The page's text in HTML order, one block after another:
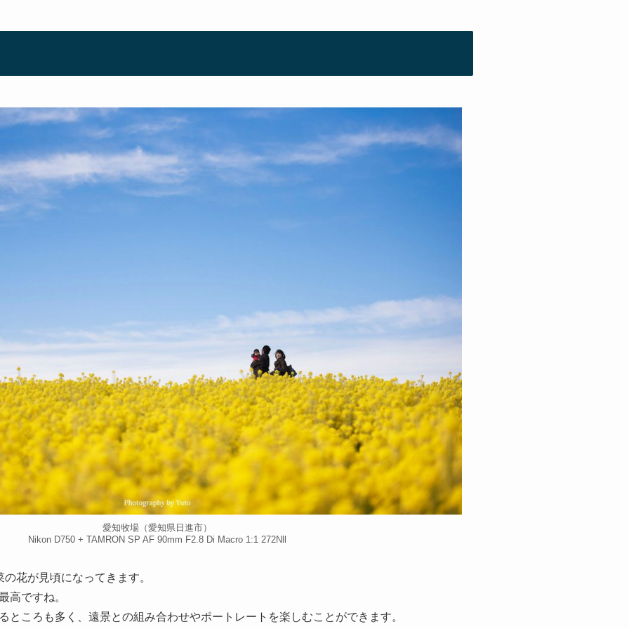
愛知牧場（愛知県日進市）
Nikon D750 + TAMRON SP AF 90mm F2.8 Di Macro 1:1 272Nll
花が見頃になってきます。
高ですね。
ところも多く、遠景との組み合わせやポートレートを楽しむことができます。